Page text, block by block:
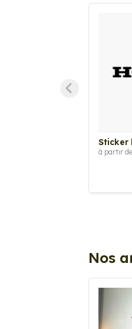
Sticker
à partir de
Nos